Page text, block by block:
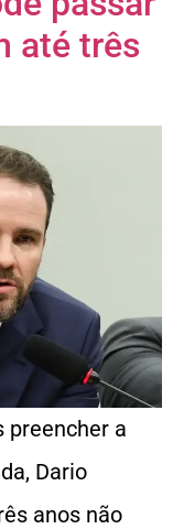
até três
preencher a
Dario
anos não